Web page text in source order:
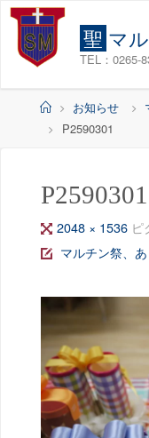
コ
聖 マル
TEL：0265-
ホ
ー
お知らせ
P2590301
P2590301
フ
ル
イ
ズ
2048 × 1536 ピ
マルチン祭、